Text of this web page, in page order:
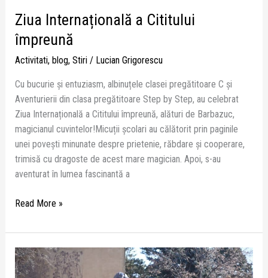
Ziua Internațională a Cititului
împreună
Activitati, blog, Stiri/ Lucian Grigorescu
Cu bucurie și entuziasm, albinuțele clasei pregătitoare C și
Aventurierii din clasa pregătitoare Step by Step, au celebrat
Ziua Internațională a Cititului împreună, alături de Barbazuc,
magicianul cuvintelor!Micuții școlari au călătorit prin paginile
unei povești minunate despre prietenie, răbdare și cooperare,
trimisă cu dragoste de acest mare magician. Apoi, s-au
aventurat în lumea fascinantă a
Read More »
30
DE